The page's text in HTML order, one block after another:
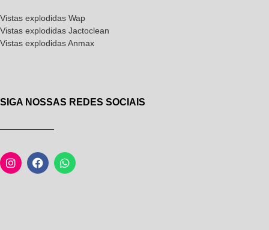
Vistas explodidas Wap
Vistas explodidas Jactoclean
Vistas explodidas Anmax
SIGA NOSSAS REDES SOCIAIS